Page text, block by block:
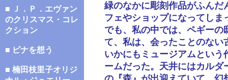
■ Ｊ．Ｐ．エヴァン
のクリスマス・コレ
クション
■ ピナを想う
■ 楠田枝里子オリジ
緑のなかに彫刻作品がふんだ
フェやショップになってし
でも、私の中では、ペギー
て、私は、会ったことのない
いかにもミュージアムとい
ームだった。天井にはカル